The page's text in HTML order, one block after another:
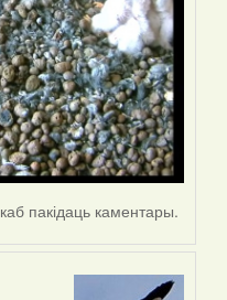
каб пакідаць каментары.